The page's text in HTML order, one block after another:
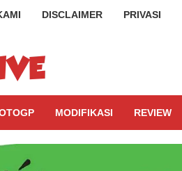
DISCLAIMER PRIVASI
MODIFIKASI REVIEW